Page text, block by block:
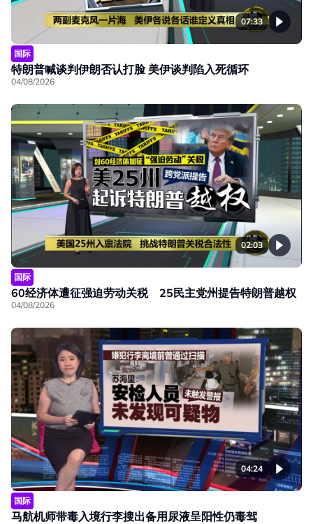
07:33
国际
特朗普喊谈判伊朗否认打脸 美伊谈判陷入死循环
04/08/2026
02:03
国际
60经济体遭征强迫劳动关税 25民主党州提告特朗普越权
04/08/2026
04:24
国际
马航机师带毒入境行李搜出备用尿液呈阳性仍毒驾